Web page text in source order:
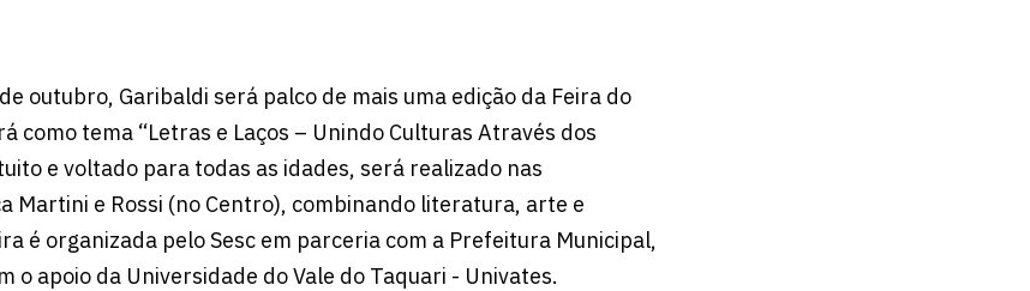
outubro, Garibaldi será palco de mais uma edição da Feira do
como tema “Letras e Laços – Unindo Culturas Através dos
e voltado para todas as idades, será realizado nas
Martini e Rossi (no Centro), combinando literatura, arte e
é organizada pelo Sesc em parceria com a Prefeitura Municipal,
o apoio da Universidade do Vale do Taquari - Univates.